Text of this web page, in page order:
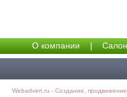
О компании | Салон
Webadvert.ru - Создание,